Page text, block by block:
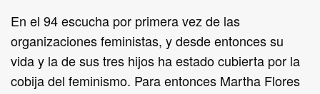
En el 94 escucha por primera vez de las
organizaciones feministas, y desde entonces su
vida y la de sus tres hijos ha estado cubierta por la
cobija del feminismo. Para entonces Martha Flores